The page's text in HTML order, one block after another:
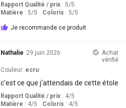
Rapport Qualité / prix: 5/5
Matière : 5/5 Coloris : 5/5
Je recommande ce produit
Nathalie 29 juin 2026
Achat
vérifié
Couleur: ecru
c'est ce que j'attendais de cette étole
Rapport Qualité / prix: 4/5
Matière : 4/5 Coloris : 4/5